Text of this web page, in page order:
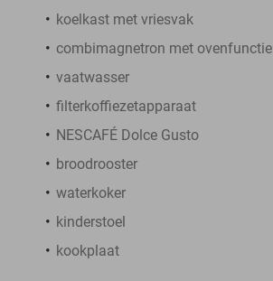
koelkast met vriesvak
combimagnetron met ovenfunctie
vaatwasser
filterkoffiezetapparaat
NESCAFÉ Dolce Gusto
broodrooster
waterkoker
kinderstoel
kookplaat